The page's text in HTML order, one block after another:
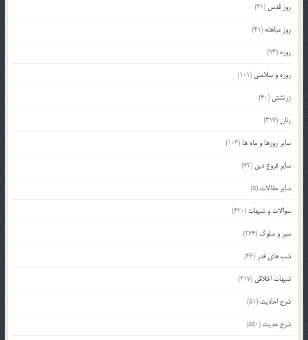
روز قدس (31)
روز مباهله (41)
روزه (93)
روزه و سلامتی (101)
زرتشتی (40)
زنان(317)
سایر روزها و ماه ها (103)
سایر فروع دین (72)
سایر مقالات (5)
سوالات و شبهات (420)
سیر و سلوک (274)
شب های قدر (46)
شبهات اخلاقی (217)
شرح احادیث (51)
شرح حدیث (550)